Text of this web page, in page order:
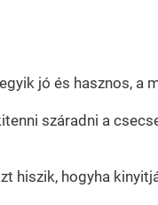
jó és hasznos, a
száradni a
hiszik, hogyha